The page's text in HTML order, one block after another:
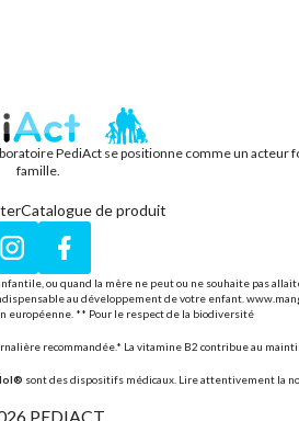
PediAct se positionne comme un acteur
famille.
Catalogue de produit
InstagramFacebook
ou quand la mère ne peut ou ne souhaite pas
au développement de votre enfant.
européenne. ** Pour le respect de la biodiversité
recommandée.* La vitamine B2 contribue au
sont des dispositifs médicaux. Lire attentivement la
PEDIACT